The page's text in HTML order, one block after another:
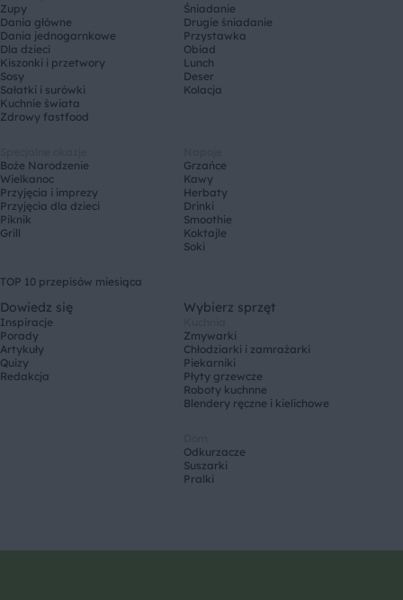
Zupy
Dania główne
Dania jednogarnkowe
Dla dzieci
Kiszonki i przetwory
Sosy
Sałatki i surówki
Kuchnie świata
Zdrowy fastfood
Śniadanie
Drugie śniadanie
Przystawka
Obiad
Lunch
Deser
Kolacja
Boże Narodzenie
Wielkanoc
Przyjęcia i imprezy
Przyjęcia dla dzieci
Piknik
Grill
Grzańce
Kawy
Herbaty
Drinki
Smoothie
Koktajle
Soki
TOP 10 przepisów miesiąca
Dowiedz się
Inspiracje
Porady
Artykuły
Quizy
Redakcja
Wybierz sprzęt
Zmywarki
Chłodziarki i zamrażarki
Piekarniki
Płyty grzewcze
Roboty kuchnne
Blendery ręczne i kielichowe
Odkurzacze
Suszarki
Pralki